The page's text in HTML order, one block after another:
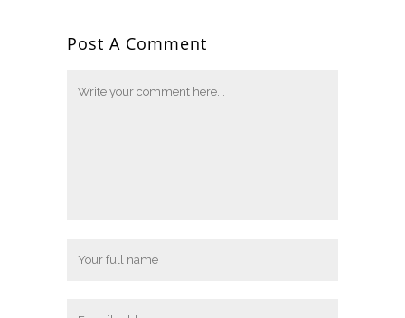
Post A Comment